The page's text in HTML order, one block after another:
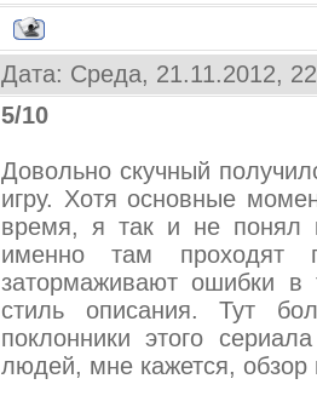
Дата: Среда, 21.11.2012,
5/10
Довольно скучный
игру. Хотя основные
время, я так и не понял
именно там проходят
затормаживают ошибки в
стиль описания. Тут
поклонники этого
людей, мне кажется, обзор